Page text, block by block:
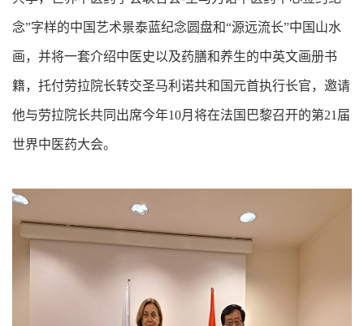
念”字样的中国艺术景泰蓝纪念圆盘和“源远流长”中国山水
画，并将一套介绍中医史以及药膳和养生的中英文画册书
籍，托付劳拉院长转交圣马利诺共和国元首执行长官，邀请
他与劳拉院长共同出席今年10月将在法国巴黎召开的第21届
世界中医药大会。